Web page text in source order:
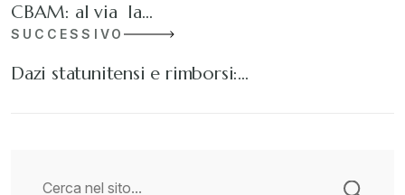
CBAM: al via la…
SUCCESSIVO
Dazi statunitensi e rimborsi:…